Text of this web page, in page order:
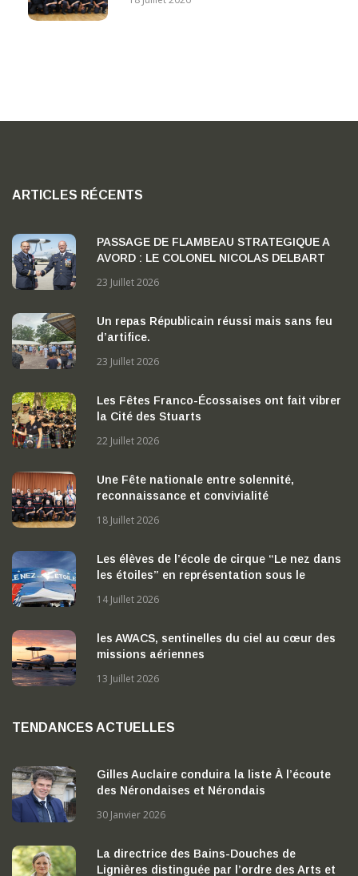
ARTICLES RÉCENTS
PASSAGE DE FLAMBEAU STRATEGIQUE A
AVORD : LE COLONEL NICOLAS DELBART
GEORGES MADON »
23 Juillet 2026
Un repas Républicain réussi mais sans feu
d’artifice.
23 Juillet 2026
Les Fêtes Franco-Écossaises ont fait vibrer
la Cité des Stuarts
22 Juillet 2026
Une Fête nationale entre solennité,
reconnaissance et convivialité
18 Juillet 2026
Les élèves de l’école de cirque “Le nez dans
les étoiles” en représentation sous le
14 Juillet 2026
les AWACS, sentinelles du ciel au cœur des
missions aériennes
13 Juillet 2026
TENDANCES ACTUELLES
Gilles Auclaire conduira la liste À l’écoute
des Nérondaises et Nérondais
30 Janvier 2026
La directrice des Bains-Douches de
Lignières distinguée par l’ordre des Arts et